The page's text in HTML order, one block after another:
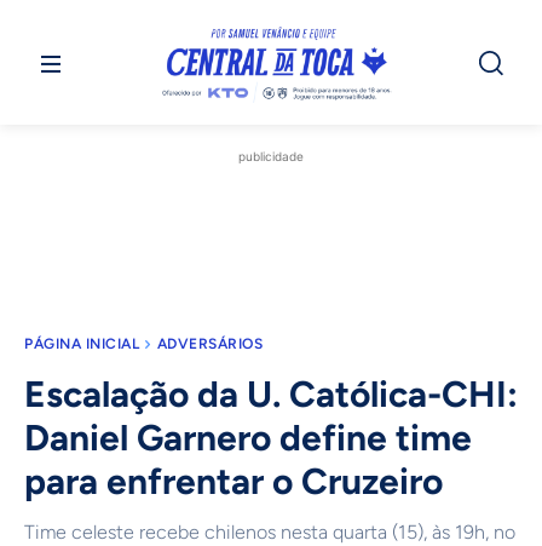
publicidade
PÁGINA INICIAL ADVERSÁRIOS
Escalação da U. Católica-CHI:
Daniel Garnero define time
para enfrentar o Cruzeiro
Time celeste recebe chilenos nesta quarta (15), às 19h, no